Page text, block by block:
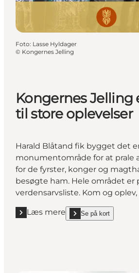
Foto: Lasse Hyldager
© Kongernes Jelling
Kongernes Jelling
til store oplevelser
Harald Blåtand fik bygget det
monumentområde for at prale
for de fyrster, konger og
besøgte ham. Hele området er
verdensarvsliste. Kom og oplev,
Læs mere
Læs mere "Kongernes Jelling
Se på kort
show Kongernes